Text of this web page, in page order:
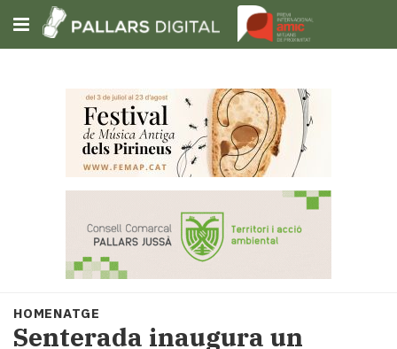
Subscriu-t'hi
Portada
Societat
Política
HOMENATGE
Senterada inaugura un